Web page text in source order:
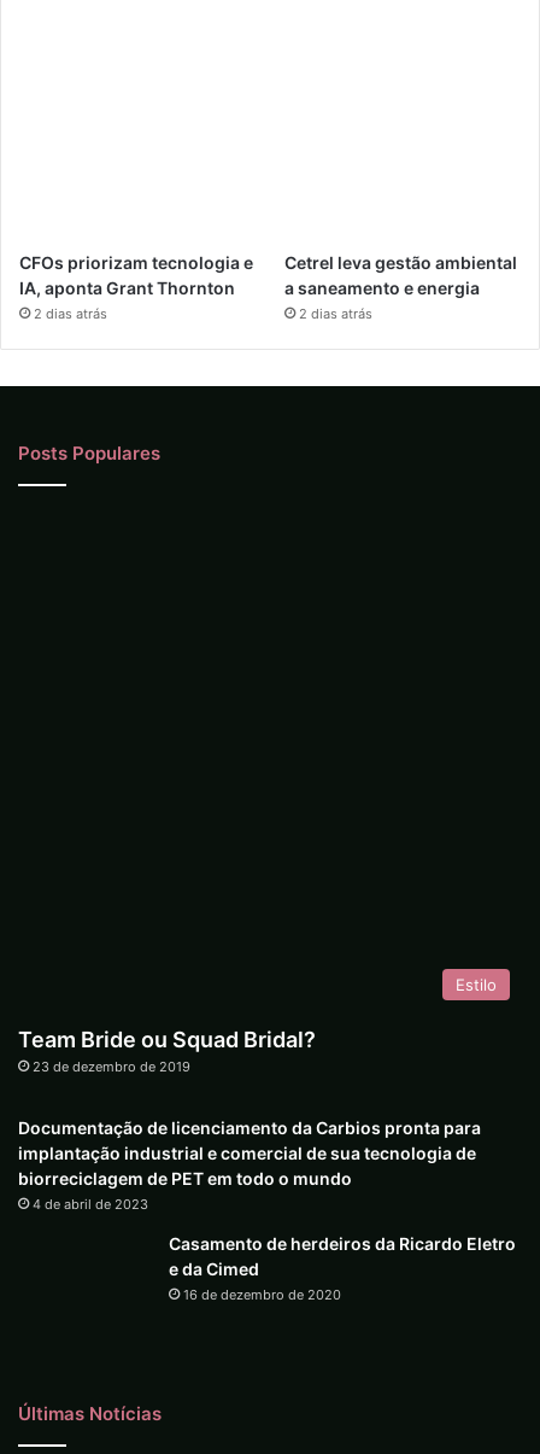
CFOs priorizam tecnologia e
IA, aponta Grant Thornton
2 dias atrás
Cetrel leva gestão ambiental
a saneamento e energia
2 dias atrás
Posts Populares
Estilo
Team Bride ou Squad Bridal?
23 de dezembro de 2019
Documentação de licenciamento da Carbios pronta para
implantação industrial e comercial de sua tecnologia de
biorreciclagem de PET em todo o mundo
4 de abril de 2023
Casamento de herdeiros da Ricardo Eletro
e da Cimed
16 de dezembro de 2020
Últimas Notícias